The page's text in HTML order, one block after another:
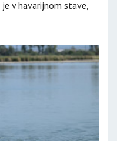
v havarijnom stave,